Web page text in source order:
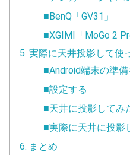
■BenQ「GV31」
■XGIMI「MoGo 2
5. 実際に天井投影して使
■Android端末の準備
■設定する
■天井に投影してみ
■実際に天井に投影
6. まとめ